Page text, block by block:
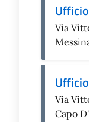
Via
Via
Capo